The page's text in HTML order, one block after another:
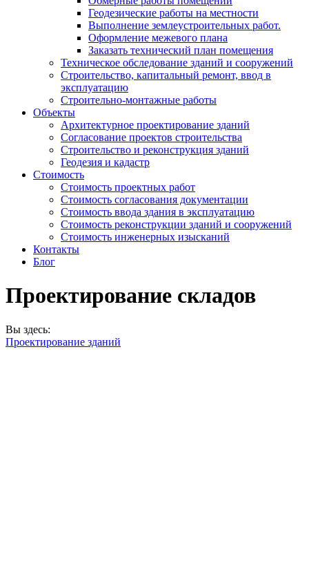
Геодезические работы на местности
Выполнение землеустроительных работ.
Оформление межевого плана
Заказать технический план помещения
Техническое обследование зданий и сооружений
Строительство, капитальный ремонт, ввод в
эксплуатацию
Строительно-монтажные работы
Объекты
Архитектурное проектирование зданий
Согласование проектов строительства
Строительство и реконструкция зданий
Геодезия и кадастр
Стоимость
Стоимость проектных работ
Стоимость согласования документации
Стоимость ввода здания в эксплуатацию
Стоимость реконструкции зданий и сооружений
Стоимость инженерных изысканий
Контакты
Блог
Проектирование складов
Вы здесь:
Проектирование зданий